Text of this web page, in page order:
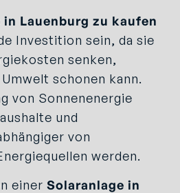
in Lauenburg zu kaufen
Investition sein, da sie
senken,
schonen kann.
von Sonnenenergie
und
von
werden.
einer Solaranlage in